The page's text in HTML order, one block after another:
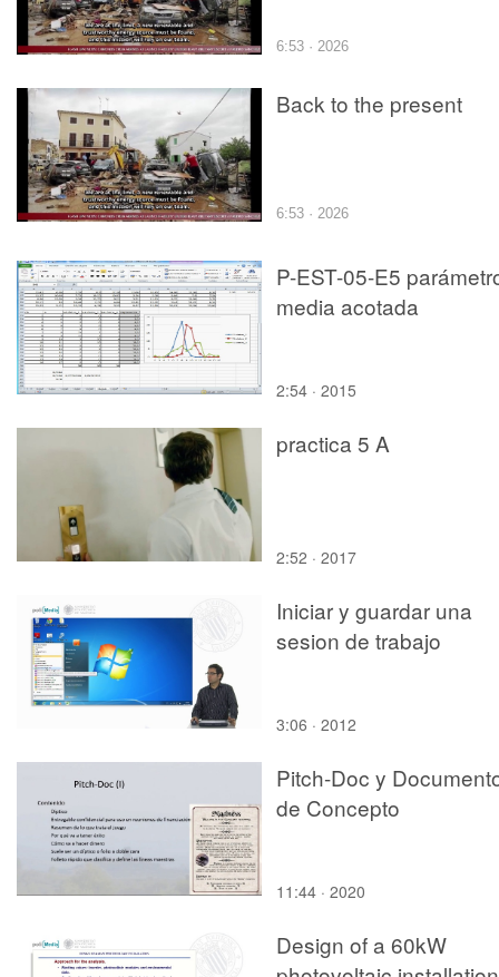
6:53 · 2026
Back to the present
6:53 · 2026
P-EST-05-E5
media acotada
2:54 · 2015
practica 5 A
2:52 · 2017
Iniciar y guardar una
sesion de trabajo
3:06 · 2012
Pitch-Doc y
de Concepto
11:44 · 2020
Design of a 60kW